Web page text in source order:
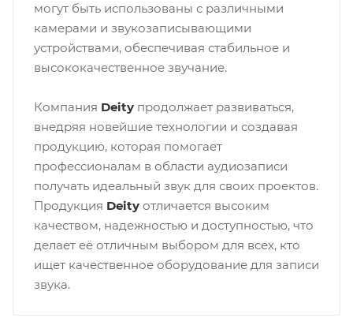
могут быть использованы с различными
камерами и звукозаписывающими
устройствами, обеспечивая стабильное и
высококачественное звучание.
Компания Deityпродолжает развиваться,
внедряя новейшие технологии и создавая
продукцию, которая помогает
профессионалам в области аудиозаписи
получать идеальный звук для своих проектов.
Продукция Deityотличается высоким
качеством, надежностью и доступностью, что
делает её отличным выбором для всех, кто
ищет качественное оборудование для записи
звука.